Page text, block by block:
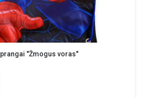
"Žmogus voras"